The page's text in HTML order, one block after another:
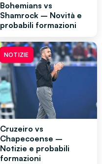
Bohemians vs
Shamrock – Novità e
probabili formazioni
NOTIZIE
Cruzeiro vs
Chapecoense –
Notizie e probabili
formazioni